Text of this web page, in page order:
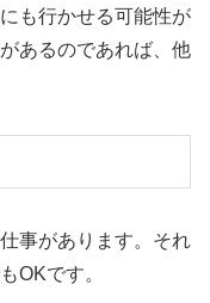
も行かせる可能性が
あるのであれば、他
事があります。それ
OKです。